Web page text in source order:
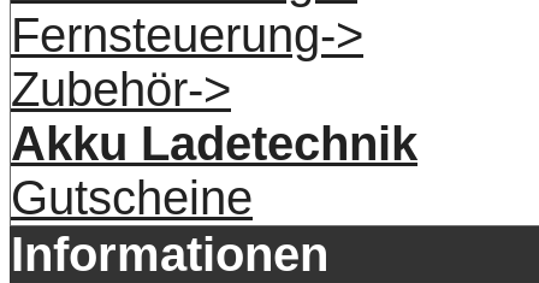
Fernsteuerung->
Zubehör->
Akku Ladetechnik
Gutscheine
Informationen